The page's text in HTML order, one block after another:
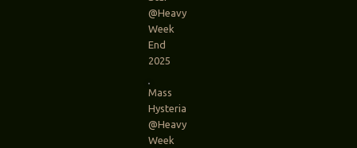
@Heavy
Week
End
2025
Mass
Hysteria
@Heavy
Week